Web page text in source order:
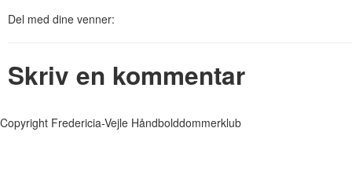
Del med dine venner:
Skriv en kommentar
Copyright Fredericia-Vejle Håndbolddommerklub